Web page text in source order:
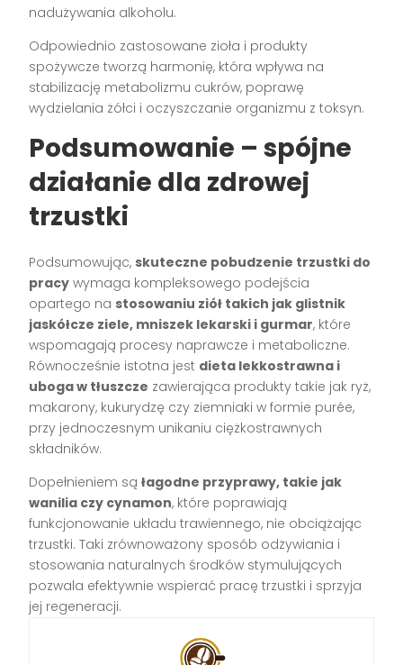
nadużywania alkoholu.
Odpowiednio zastosowane zioła i produkty
spożywcze tworzą harmonię, która wpływa na
stabilizację metabolizmu cukrów, poprawę
wydzielania żółci i oczyszczanie organizmu z toksyn.
Podsumowanie – spójne
działanie dla zdrowej
trzustki
Podsumowując, skuteczne pobudzenie trzustki do
pracy wymaga kompleksowego podejścia
opartego na stosowaniu ziół takich jak glistnik
jaskółcze ziele, mniszek lekarski i gurmar, które
wspomagają procesy naprawcze i metaboliczne.
Równocześnie istotna jest dieta lekkostrawna i
uboga w tłuszcze zawierająca produkty takie jak ryż,
makarony, kukurydzę czy ziemniaki w formie purée,
przy jednoczesnym unikaniu ciężkostrawnych
składników.
Dopełnieniem sąłagodne przyprawy, takie jak
wanilia czy cynamon, które poprawiają
funkcjonowanie układu trawiennego, nie obciążając
trzustki. Taki zrównoważony sposób odżywiania i
stosowania naturalnych środków stymulujących
pozwala efektywnie wspierać pracę trzustki i sprzyja
jej regeneracji.